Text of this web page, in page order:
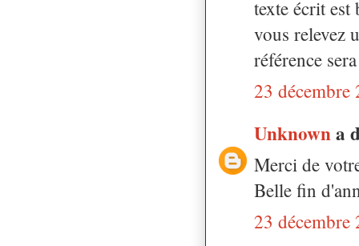
texte écrit
vous relevez
référence
23 décembre
Unknowna
Merci de
Belle fin
23 décembre